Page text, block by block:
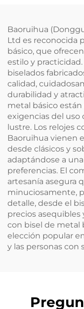
Baoruihua
Ltd es reconocida
básico, que
estilo y
biselados
calidad,
durabilidad y
metal básico están
exigencias del uso
lustre. Los relojes
Baoruihua vienen
desde clásicos y
adaptándose a
preferencias. El
artesanía asegura
minuciosamente,
detalle, desde el
precios asequibles
con bisel de metal
elección popular
y las personas con